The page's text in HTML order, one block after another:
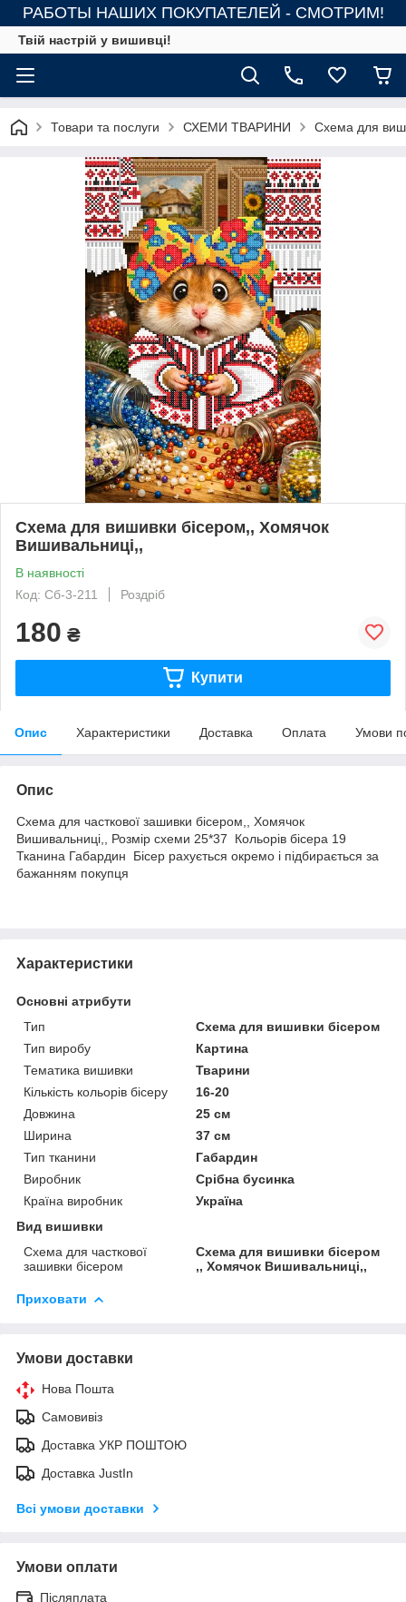
РАБОТЫ НАШИХ ПОКУПАТЕЛЕЙ - СМОТРИМ!
Твій настрій у вишивці!
Товари та послуги СХЕМИ ТВАРИНИ Схема для
Схема для вишивки бісером,, Хомячок
Вишивальниці,,
В наявності
Код: Сб-3-211
Роздріб
180 ₴
Купити
Опис Характеристики Доставка Оплата Умови
Опис
Схема для часткової зашивки бісером,, Хомячок
Вишивальниці,, Розмір схеми 25*37 Кольорів бісера 19
Тканина Габардин Бісер рахується окремо і підбирається за
бажанням покупця
Характеристики
Основні атрибути
Тип
Схема для вишивки бісером
Тип виробу
Картина
Тематика вишивки
Тварини
Кількість кольорів бісеру
16-20
Довжина
25 см
Ширина
37 см
Тип тканини
Габардин
Виробник
Срібна бусинка
Країна виробник
Україна
Вид вишивки
Схема для часткової
зашивки бісером
Схема для вишивки бісером
,, Хомячок Вишивальниці,,
Приховати
Умови доставки
Нова Пошта
Самовивіз
Доставка УКР ПОШТОЮ
Доставка JustIn
Всі умови доставки
Умови оплати
Післяплата